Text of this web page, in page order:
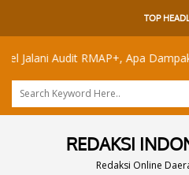
TOP
RMAP+, Apa Dampaknya
REDAKSI
Redaksi Online